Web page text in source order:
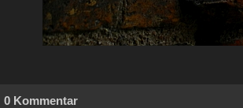
0 Kommentar